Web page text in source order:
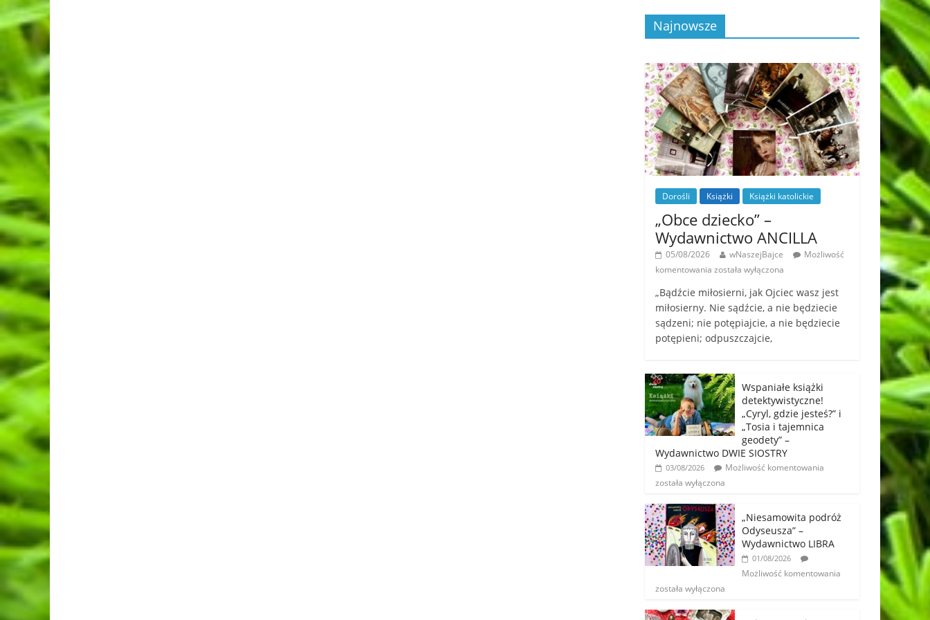
Najnowsze
Dorośli Książki Książki katolickie
„Obce dziecko” –
Wydawnictwo ANCILLA
05/08/2026 wNaszejBajce
Możliwość
komentowania została wyłączona
„Bądźcie miłosierni, jak Ojciec wasz jest
miłosierny. Nie sądźcie, a nie będziecie
sądzeni; nie potępiajcie, a nie będziecie
potępieni; odpuszczajcie,
Wspaniałe książki
detektywistyczne!
„Cyryl, gdzie jesteś?” i
„Tosia i tajemnica
geodety” –
Wydawnictwo DWIE SIOSTRY
03/08/2026
Możliwość komentowania
została wyłączona
„Niesamowita podróż
Odyseusza” –
Wydawnictwo LIBRA
01/08/2026
Możliwość komentowania
została wyłączona